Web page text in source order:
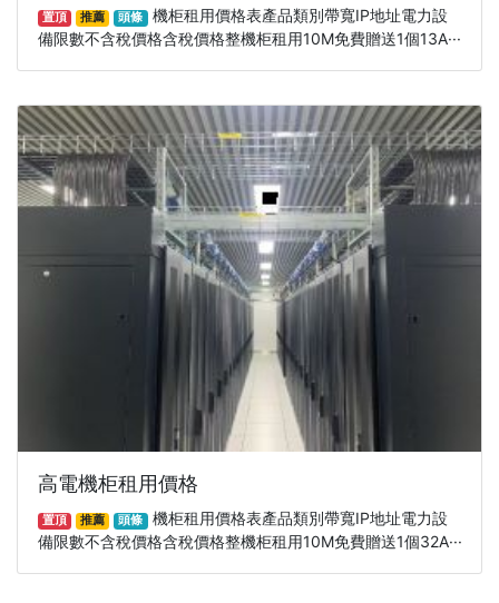
置頂 推薦 頭條 機柜租用價格表產品類別帶寬IP地址電力設
備限數不含稅價格含稅價格整機柜租用10M免費贈送1個13A···
高電機柜租用價格
置頂 推薦 頭條 機柜租用價格表產品類別帶寬IP地址電力設
備限數不含稅價格含稅價格整機柜租用10M免費贈送1個32A···